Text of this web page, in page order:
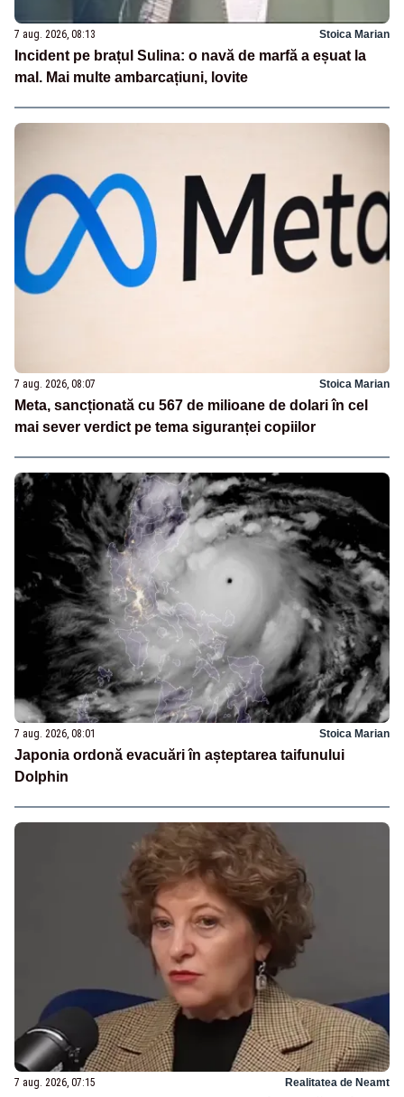
7 aug. 2026, 08:13 Stoica Marian
Incident pe brațul Sulina: o navă de marfă a eșuat la
mal. Mai multe ambarcațiuni, lovite
7 aug. 2026, 08:07 Stoica Marian
Meta, sancționată cu 567 de milioane de dolari în cel
mai sever verdict pe tema siguranței copiilor
7 aug. 2026, 08:01 Stoica Marian
Japonia ordonă evacuări în așteptarea taifunului
Dolphin
7 aug. 2026, 07:15 Realitatea de Neamt